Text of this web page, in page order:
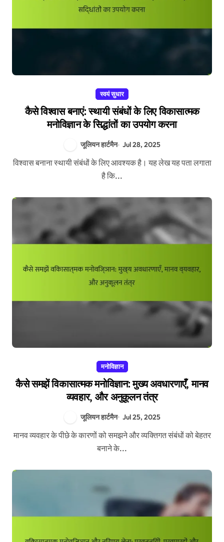
स्वयं सुधार
कैसे विश्वास बनाएं: स्थायी संबंधों के लिए विकासात्मक
मनोविज्ञान के सिद्धांतों का उपयोग करना
जूलियन हार्टमैन Jul 28, 2025
विश्वास बनाना स्थायी संबंधों के लिए आवश्यक है। यह लेख यह पता लगाता
है कि...
मनोविज्ञान
कैसे समझें विकासात्मक मनोविज्ञान: मुख्य अवधारणाएँ, मानव
व्यवहार, और अनुकूलन तंत्र
जूलियन हार्टमैन Jul 25, 2025
मानव व्यवहार के पीछे के कारणों को समझने और व्यक्तिगत संबंधों को बेहतर
बनाने के...